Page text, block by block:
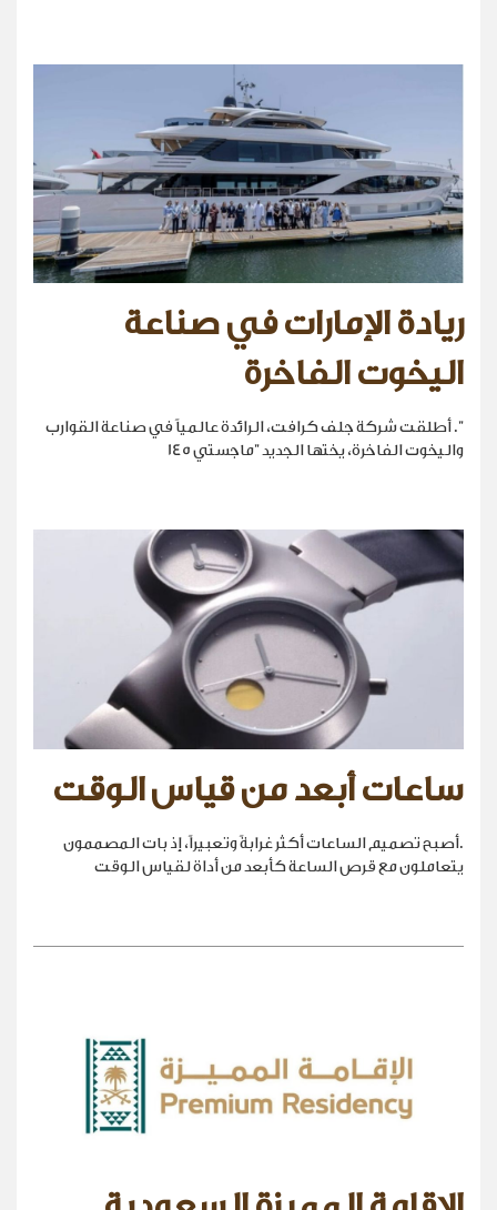
ريادة الإمارات في صناعة
اليخوت الفاخرة
". أطلقت شركة جلف كرافت، الرائدة عالمياً في صناعة القوارب
واليخوت الفاخرة، يختها الجديد "ماجستي 145
ساعات أبعد من قياس الوقت
.أصبح تصميم الساعات أكثر غرابةً وتعبيراً، إذ بات المصممون
يتعاملون مع قرص الساعة كأبعد من أداة لقياس الوقت